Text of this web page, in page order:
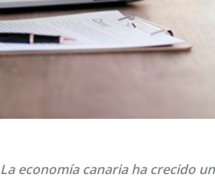
La economía canaria ha crecido